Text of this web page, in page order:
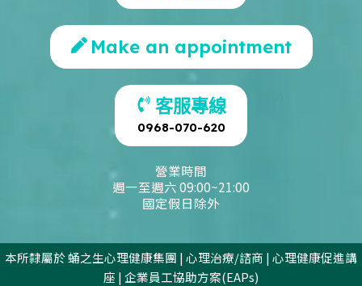
Make an appointment
客服專線
0968-070-620
營業時間
週一至週六 09:00~21:00
國定假日除外
本所隸屬於蛹之生心理健康集團 |心理治療/諮商 |心理健康促進講
座 |企業員工協助方案(EAPs)